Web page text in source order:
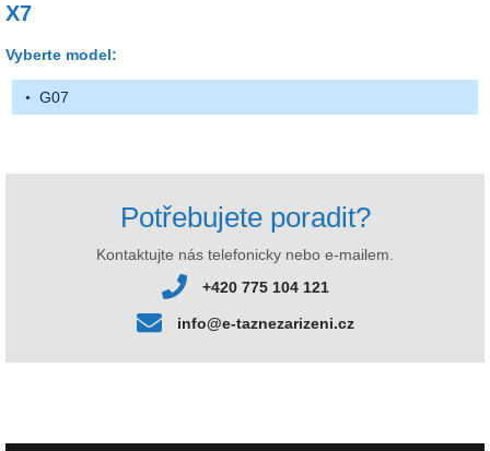
X7
Vyberte model:
G07
Potřebujete poradit?
Kontaktujte nás telefonicky nebo e-mailem.
+420 775 104 121
info@e-taznezarizeni.cz